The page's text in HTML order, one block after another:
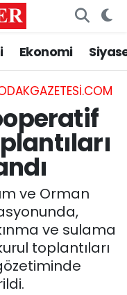
Ekonomi
ve Orman
ve sulama
toplantıları
Fikstür